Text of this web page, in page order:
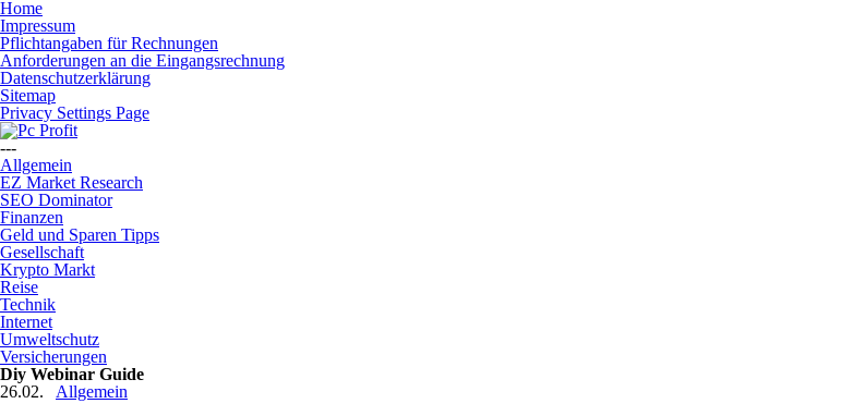
Home
Impressum
Pflichtangaben für Rechnungen
Anforderungen an die Eingangsrechnung
Datenschutzerklärung
Sitemap
Privacy Settings Page
---
Allgemein
EZ Market Research
SEO Dominator
Finanzen
Geld und Sparen Tipps
Gesellschaft
Krypto Markt
Reise
Technik
Internet
Umweltschutz
Versicherungen
Diy Webinar Guide
26.02.
Allgemein